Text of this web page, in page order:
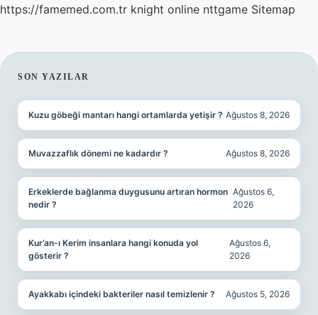
https://famemed.com.tr knight online nttgame Sitemap
SIDEBAR
SON YAZILAR
Kuzu göbeği mantarı hangi ortamlarda yetişir ? Ağustos 8, 2026
Muvazzaflık dönemi ne kadardır ? Ağustos 8, 2026
Erkeklerde bağlanma duygusunu artıran hormon
nedir ?
Ağustos 6,
2026
Kur’an-ı Kerim insanlara hangi konuda yol
gösterir ?
Ağustos 6,
2026
Ayakkabı içindeki bakteriler nasıl temizlenir ? Ağustos 5, 2026